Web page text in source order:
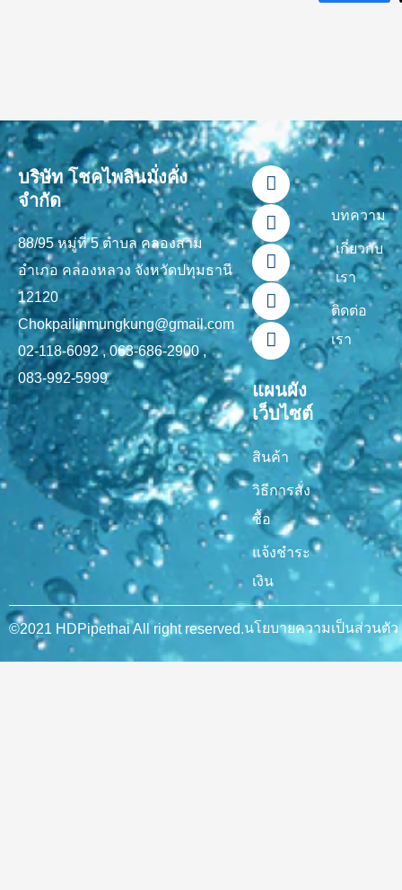
บริษัท โชคไพลินมั่งคั่ง
จำกัด
88/95 หมู่ที่ 5 ตำบล คลองสาม
อำเภอ คลองหลวง จังหวัดปทุมธานี
12120
Chokpailinmungkung@gmail.com
02-118-6092 , 063-686-2900 ,
083-992-5999
F
a
c
e
b
o
o
k
-
f
L
i
n
e
Y
o
u
t
u
b
e
T
i
k
t
o
k
I
n
s
t
a
g
r
a
m
แผนผัง
เว็บไซต์
สินค้า
วิธีการสั่ง
ซื้อ
แจ้งชำระ
เงิน
บทความ
เกี่ยวกับ
เรา
ติดต่อ
เรา
©2021 HDPipethai All right reserved.นโยบายความเป็นส่วนตัว